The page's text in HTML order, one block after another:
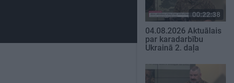
00:22:38
04.08.2026 Aktuālais
par karadarbību
Ukrainā 2. daļa